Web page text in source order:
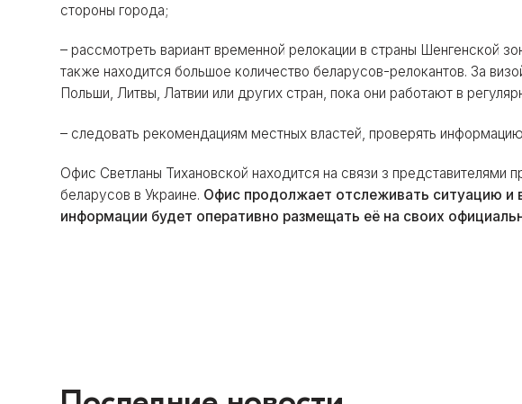
стороны города;
– рассмотреть вариант временной релокации в страны Шенгенской
также находится большое количество беларусов-релокантов. За
Польши, Литвы, Латвии или других стран, пока они работают в
– следовать рекомендациям местных властей, проверять
Офис Светланы Тихановской находится на связи з представителями
беларусов в Украине. Офис продолжает отслеживать ситуацию и
информации будет оперативно размещать её на своих